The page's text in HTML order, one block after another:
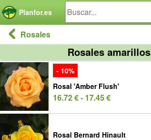
Planfor.es
Rosales
Rosales amarillos
- 10%
Rosal 'Amber Flush'
16.72 € - 17.45 €
Rosal Bernard Hinault
Panel de gestión de cookies